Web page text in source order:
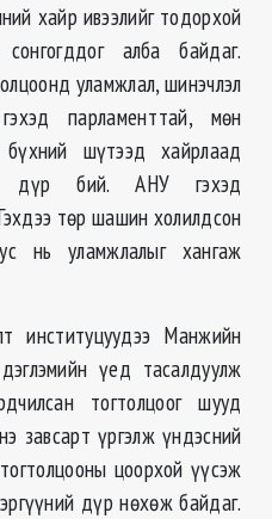
хайр ивээлийг тодорхой
алба байдаг.
уламжлал, шинэчлэл
парламенттай, мөн
шүтээд хайрлаад
дүр бий. АНУ гэхэд
төр шашин холилдсон
нь уламжлалыг хангаж
институцуудээ Манжийн
үед тасалдуулж
тогтолцоог шууд
завсарт үргэлж үндэсний
цоорхой үүсэж
дүр нөхөж байдаг.